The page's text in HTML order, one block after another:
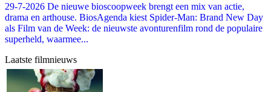
29-7-2026 De nieuwe bioscoopweek brengt een mix van actie,
drama en arthouse. BiosAgenda kiest Spider-Man: Brand New Day
als Film van de Week: de nieuwste avonturenfilm rond de populaire
superheld, waarmee...
Laatste filmnieuws